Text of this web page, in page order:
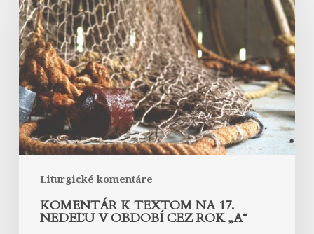
Liturgické komentáre
textom
na
17.
nedeľu
v
období
cez
rok
„A“
KOMENTÁR K TEXTOM NA 17.
NEDEĽU V OBDOBÍ CEZ ROK „A“